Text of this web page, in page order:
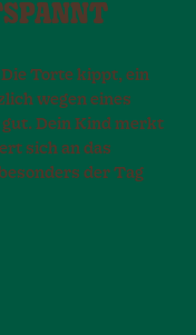
Torte kippt, ein
wegen eines
Dein Kind merkt
sich an das
der Tag